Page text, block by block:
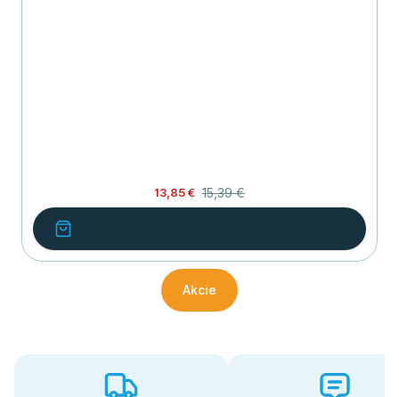
13,85 € 15,39 €
Akcie